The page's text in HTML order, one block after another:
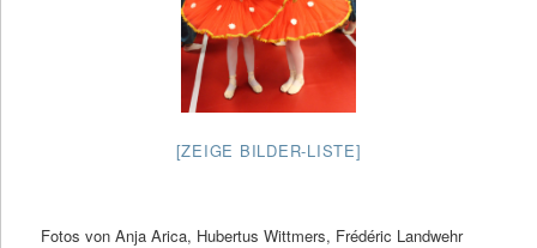
[ZEIGE BILDER-LISTE]
Fotos von Anja Arica, Hubertus Wittmers, Frédéric Landwehr